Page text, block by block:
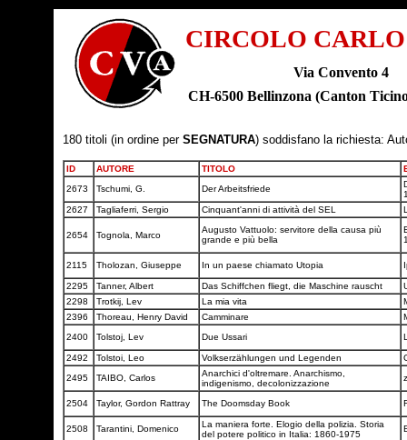
CIRCOLO
Via Convento 4
CH-6500 Bellinzona (Canton
180 titoli (in ordine per SEGNATURA) soddisfano la richiesta:
ID AUTORE TITOLO
2673
Tschumi, G. Der Arbeitsfriede
2627
Tagliaferri, Sergio Cinquant'anni di attività del SEL
2654 Tognola, Marco
Augusto Vattuolo: servitore della causa più
grande e più bella
2115 Tholozan, Giuseppe In un paese chiamato Utopia
2295 Tanner, Albert Das Schiffchen fliegt, die Maschine rauscht
2298
Trotkij, Lev La mia vita
2396
Thoreau, Henry David Camminare
2400
Tolstoj, Lev Due Ussari
2492 Tolstoi, Leo Volkserzählungen und Legenden
2495
TAIBO, Carlos
Anarchici d'oltremare. Anarchismo,
indigenismo, decolonizzazione
2504 Taylor, Gordon Rattray The Doomsday Book
2508 Tarantini, Domenico
La maniera forte. Elogio della polizia. Storia
del potere politico in Italia: 1860-1975